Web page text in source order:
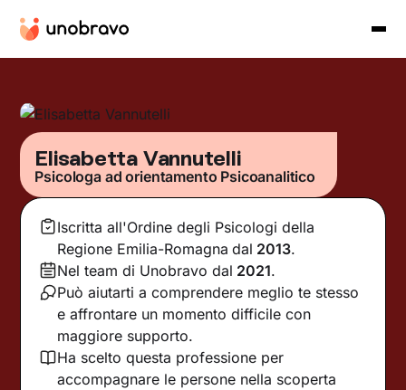
Elisabetta Vannutelli
Psicologa ad orientamento Psicoanalitico
Iscritta all'Ordine degli Psicologi della
Regione Emilia-Romagna dal 2013.
Nel team di Unobravo dal 2021.
Può aiutarti a comprendere meglio te stesso
e affrontare un momento difficile con
maggiore supporto.
Ha scelto questa professione per
accompagnare le persone nella scoperta